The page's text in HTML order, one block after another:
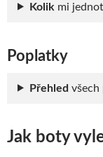
Kolik mi
Poplatky
Přehled všech
Jak boty